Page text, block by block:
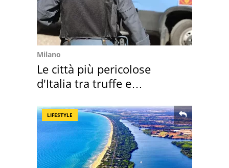
Milano
Le città più pericolose
d'Italia tra truffe e
LIFESTYLE